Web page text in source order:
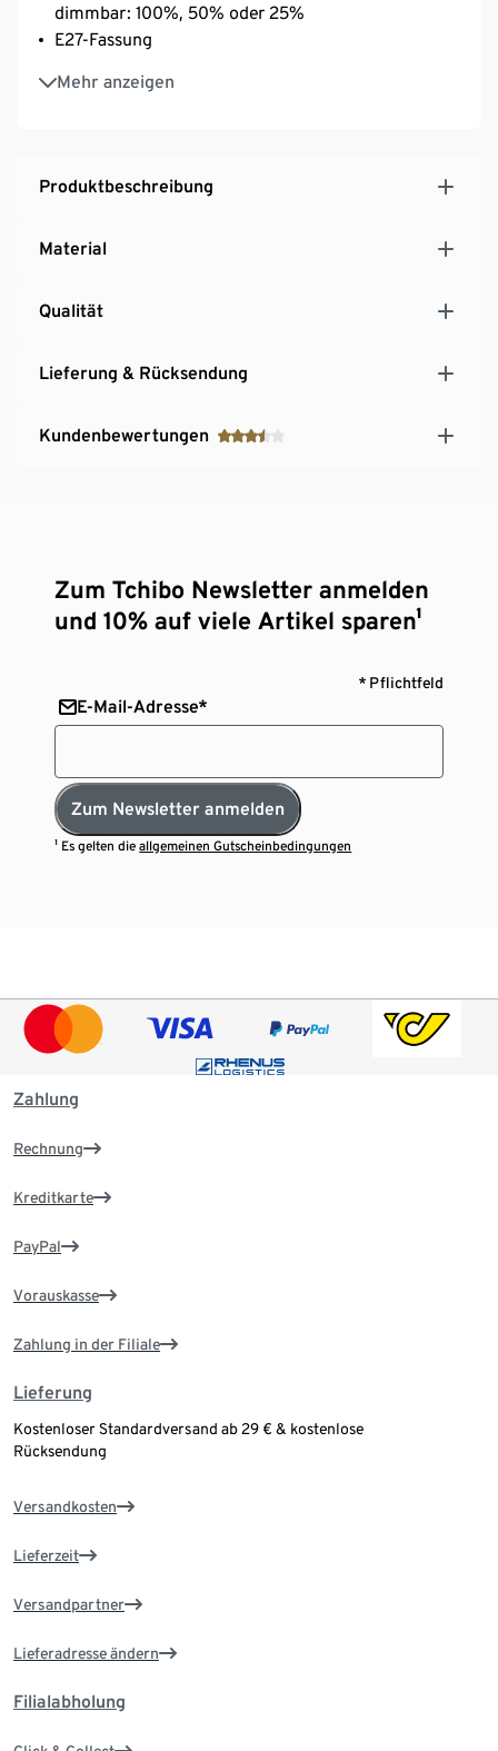
dimmbar: 100%, 50% oder 25%
E27-Fassung
Mehr anzeigen
Ein-/Ausschalter am Kabel
Bodenschonende Unterseite
Produktbeschreibung
Material
Qualität
Lieferung & Rücksendung
Kundenbewertungen
Zum Tchibo Newsletter anmelden
und 10% auf viele Artikel sparen¹
* Pflichtfeld
E-Mail-Adresse*
Zum Newsletter anmelden
¹ Es gelten dieallgemeinen Gutscheinbedingungen
Zahlung
Rechnung
Kreditkarte
PayPal
Vorauskasse
Zahlung in der Filiale
Lieferung
Kostenloser Standardversand ab 29 € & kostenlose
Rücksendung
Versandkosten
Lieferzeit
Versandpartner
Lieferadresse ändern
Filialabholung